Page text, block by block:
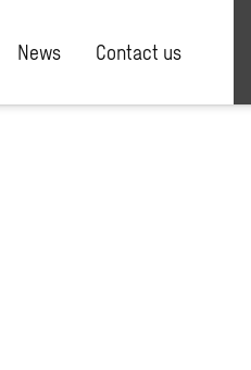
News Contact us